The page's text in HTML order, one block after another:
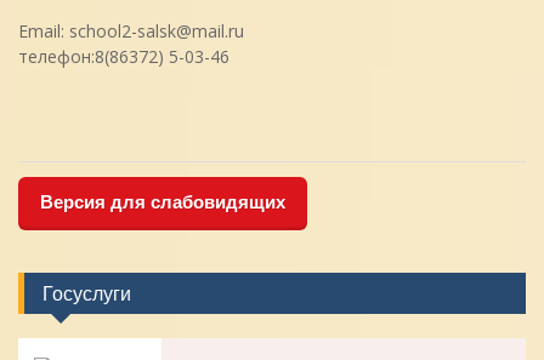
Email: school2-salsk@mail.ru
телефон:8(86372) 5-03-46
Версия для слабовидящих
Госуслуги